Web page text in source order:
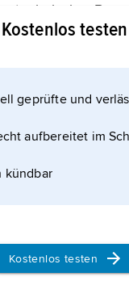
technischer
Mikrosystem
dieser
und
Kostenlos testen
geprüfte und
aufbereitet im
kündbar
Kostenlos testen